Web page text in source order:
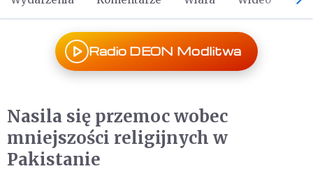
Radio DEON Modlitwa
Nasila się przemoc wobec
mniejszości religijnych w
Pakistanie